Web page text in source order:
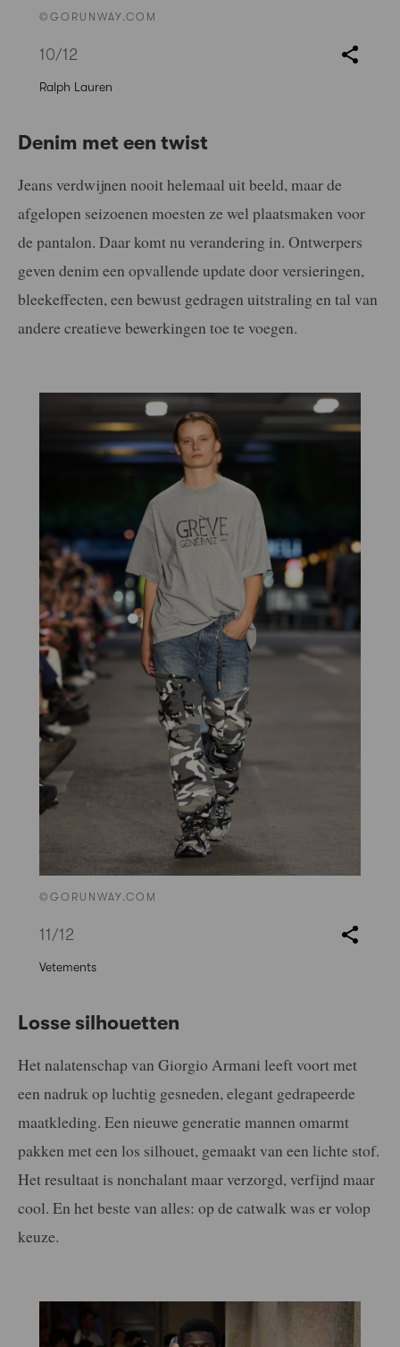
©GORUNWAY.COM
10/12
Ralph Lauren
Denim met een twist
Jeans verdwijnen nooit helemaal uit beeld, maar de
afgelopen seizoenen moesten ze wel plaatsmaken voor
de pantalon. Daar komt nu verandering in. Ontwerpers
geven denim een opvallende update door versieringen,
bleekeffecten, een bewust gedragen uitstraling en tal van
andere creatieve bewerkingen toe te voegen.
©GORUNWAY.COM
11 /12
Vetements
Losse silhouetten
Het nalatenschap van Giorgio Armani leeft voort met
een nadruk op luchtig gesneden, elegant gedrapeerde
maatkleding. Een nieuwe generatie mannen omarmt
pakken met een los silhouet, gemaakt van een lichte stof.
Het resultaat is nonchalant maar verzorgd, verfijnd maar
cool. En het beste van alles: op de catwalk was er volop
keuze.